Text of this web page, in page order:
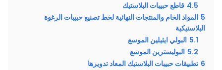
4.5 قاطع حبيبات البلاستيك
5 المواد الخام والمنتجات النهائية لخط تصنيع حبيبات الرغوة
البلاستيكية
5.1 البولي ايثيلين الموسع
5.2 البوليسترين الموسع
6 تطبيقات حبيبات البلاستيك المعاد تدويرها